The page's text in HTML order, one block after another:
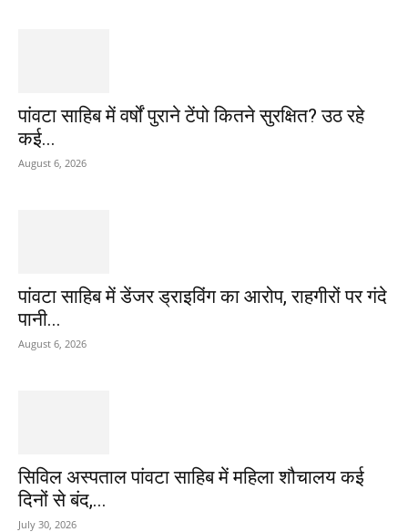
पांवटा साहिब में वर्षों पुराने टेंपो कितने सुरक्षित? उठ रहे
कई...
August 6, 2026
पांवटा साहिब में डेंजर ड्राइविंग का आरोप, राहगीरों पर गंदे
पानी...
August 6, 2026
सिविल अस्पताल पांवटा साहिब में महिला शौचालय कई
दिनों से बंद,...
July 30, 2026